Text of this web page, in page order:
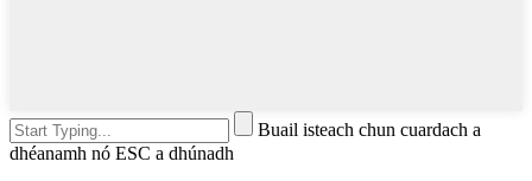
Buail isteach chun cuardach a
dhéanamh nó ESC a dhúnadh